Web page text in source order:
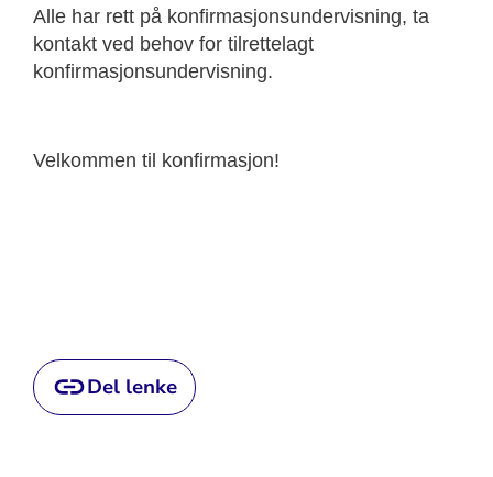
Alle har rett på konfirmasjonsundervisning, ta
kontakt ved behov for tilrettelagt
konfirmasjonsundervisning.
Velkommen til konfirmasjon!
Del lenke